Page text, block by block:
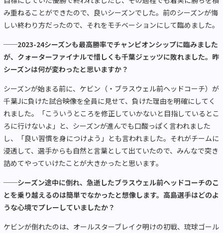
み重ねることができたので、良いシーズンでした。前のシーズンが悔
しい終わり方だったので、それをモチベーションにして臨めました。
──2023-24シーズンも最高勝率でチャンピオンシップに臨みました
が、クォーターファイナルで惜しくも千葉ジェッツに敗れました。昨
シーズンは何が変わったと思いますか？
シーズンが始まる前に、ケビン（・ブラスウェル前ヘッドコーチ）が
千葉Jに負けた試合映像を全員に見せて、負けた理由を明確にしてく
れました。「こういうところを修正していかないと目指しているとこ
ろに行けないよ」と、シーズンが進んでも口酸っぱく言われました
し、「良い習慣を身につけよう」とも言われました。それがチームに
浸透して、選手からも自然と言葉として出ていたので、みんなで突き
詰めてやっていけたことが大きかったと思います。
──シーズン途中に倒れ、急逝したブラスウェル前ヘッドコーチのこ
とを乗り越えるのは簡単でなかったと想像します。高島選手はどのよ
うな心境でプレーしていましたか？
ケビンが倒れたのは、オールスターブレイク明けの初戦、琉球ゴール